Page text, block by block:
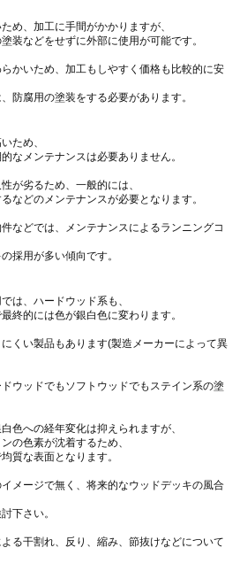
め、加工に手間がかかりますが、
装などをせずに外部に使用が可能です。
かいため、加工もしやすく価格も比較的に安
防腐用の塗装をする必要があります。
ため、
なメンテナンスは必要ありません。
が劣るため、一般的には、
などのメンテナンスが必要となります。
などでは、メンテナンスによるランニングコ
採用が多い傾向です。
は、ハードウッド系も、
終的には色が銀白色に変わります。
くい製品もあります(製造メーカーによって異
ウッドでもソフトウッドでもステイン系の塗
色への経年変化は抑えられますが、
の色素が沈着するため、
質な表面となります。
メージで無く、将来的なウッドデッキの風合
下さい。
る干割れ、反り、縮み、節抜けなどについて